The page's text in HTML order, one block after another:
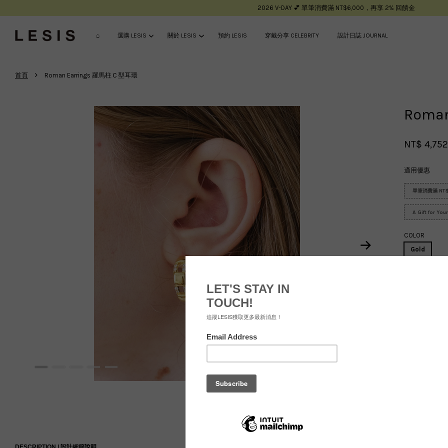
2026 V-DAY 💕 單筆消費滿 NT$6,000，再享 2% 回饋金
⌂ 選購 LESIS 關於 LESIS 預約 LESIS 穿戴分享 CELEBRITY 設計日誌 JOURNAL
首頁 › Roman Earrings 羅馬柱Ｃ型耳環
NT$
適用優惠
單筆消費滿
A Gift for
COLOR
Gold